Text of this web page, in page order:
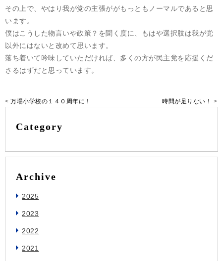
その上で、やはり我が党の主張ががもっともノーマルであると思
います。
僕はこうした物言いや政策？を聞く度に、もはや選択肢は我が党
以外にはないと改めて思います。
落ち着いて吟味していただければ、多くの方が民主党を応援くだ
さるはずだと思っています。
< 万場小学校の１４０周年に！ 時間が足りない！ >
Category
Archive
2025
2023
2022
2021